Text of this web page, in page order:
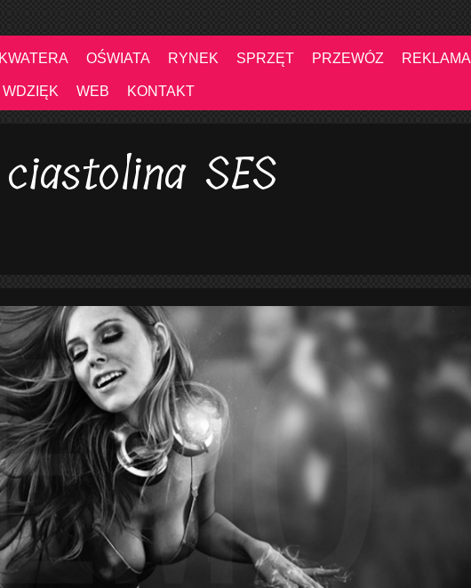
KWATERA OŚWIATA RYNEK SPRZĘT PRZEWÓZ REKLAMA
WDZIĘK WEB KONTAKT
SES